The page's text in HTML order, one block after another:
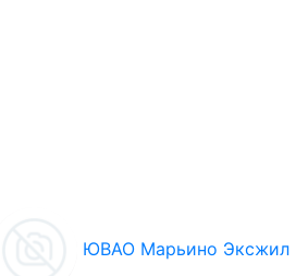
ЮВАО Марьино Эксжил